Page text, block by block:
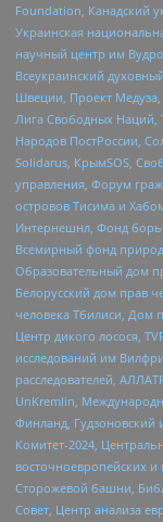
Foundation, Канадский
Украинская
научный центр им
Всеукраинский
Швеции, Проект
Лига Свободных Наций,
Народов ПостРоссии,
Solidarus, КрымSOS,
управления, Форум
островов Тисима и
Интернешнл, Фонд
Всемирный фонд
Образовательный дом
Белорусский дом прав
человека Тбилиси, Дом
Центр дикого лосося,
исследований им
расследователей,
UnKremlin,
Финланд, Гудзоновский
Комитет-2024,
восточноевропейских
Сторожевой башни,
Совет, Центр анализа